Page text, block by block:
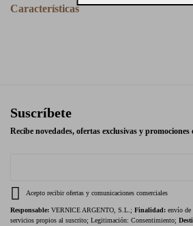
Características
Suscríbete
Recibe novedades, ofertas exclusivas y promociones
Acepto recibir ofertas y comunicaciones comerciales
Responsable: VERNICE ARGENTO, S.L.; Finalidad: envío de
servicios propios al suscrito; Legitimación: Consentimiento;